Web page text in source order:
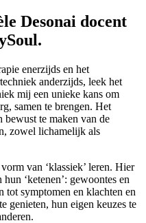
Desonai docent
enerzijds en het
anderzijds, leek het
mij een unieke kans om
samen te brengen. Het
bewust te maken van de
zowel lichamelijk als
van ‘klassiek’ leren. Hier
‘ketenen’: gewoontes en
tot symptomen en klachten en
genieten, hun eigen keuzes te